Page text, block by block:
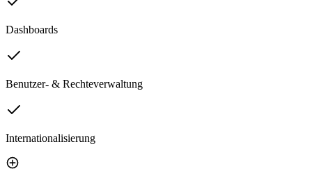
Dashboards
Benutzer- & Rechteverwaltung
Internationalisierung